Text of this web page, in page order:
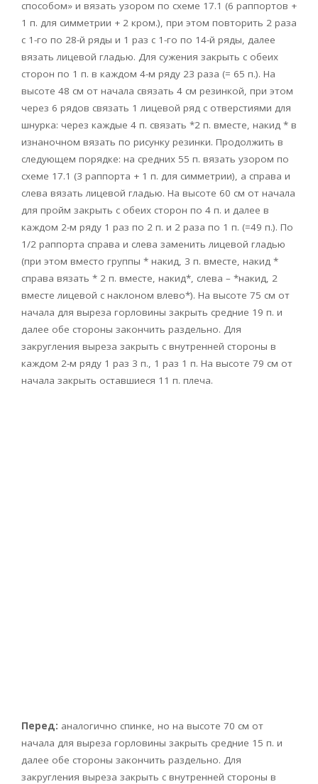
способом» и вязать узором по схеме 17.1 (6 раппортов +
1 п. для симметрии + 2 кром.), при этом повторить 2 раза
с 1-го по 28-й ряды и 1 раз с 1-го по 14-й ряды, далее
вязать лицевой гладью. Для сужения закрыть с обеих
сторон по 1 п. в каждом 4-м ряду 23 раза (= 65 п.). На
высоте 48 см от начала связать 4 см резинкой, при этом
через 6 рядов связать 1 лицевой ряд с отверстиями для
шнурка: через каждые 4 п. связать *2 п. вместе, накид * в
изнаночном вязать по рисунку резинки. Продолжить в
следующем порядке: на средних 55 п. вязать узором по
схеме 17.1 (3 раппорта + 1 п. для симметрии), а справа и
слева вязать лицевой гладью. На высоте 60 см от начала
для пройм закрыть с обеих сторон по 4 п. и далее в
каждом 2-м ряду 1 раз по 2 п. и 2 раза по 1 п. (=49 п.). По
1/2 раппорта справа и слева заменить лицевой гладью
(при этом вместо группы * накид, 3 п. вместе, накид *
справа вязать * 2 п. вместе, накид*, слева – *накид, 2
вместе лицевой с наклоном влево*). На высоте 75 см от
начала для выреза горловины закрыть средние 19 п. и
далее обе стороны закончить раздельно. Для
закругления выреза закрыть с внутренней стороны в
каждом 2-м ряду 1 раз 3 п., 1 раз 1 п. На высоте 79 см от
начала закрыть оставшиеся 11 п. плеча.
Перед: аналогично спинке, но на высоте 70 см от
начала для выреза горловины закрыть средние 15 п. и
далее обе стороны закончить раздельно. Для
закругления выреза закрыть с внутренней стороны в